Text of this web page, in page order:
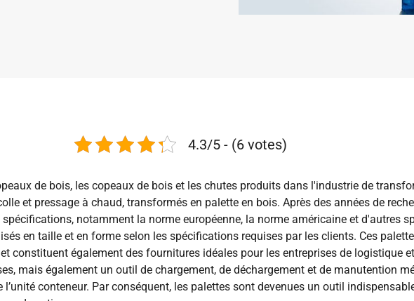
4.3/5 - (6 votes)
de bois, les copeaux de bois et les chutes produits dans l'industrie de
et pressage à chaud, transformés en palette en bois. Après des années de
notamment la norme européenne, la norme américaine et d'autres
en taille et en forme selon les spécifications requises par les clients. Ces
constituent également des fournitures idéales pour les entreprises de logistique
mais également un outil de chargement, de déchargement et de manutention
conteneur. Par conséquent, les palettes sont devenues un outil